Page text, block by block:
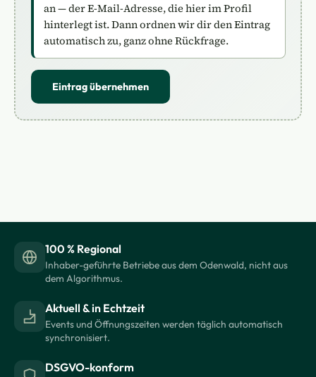
an — der E-Mail-Adresse, die hier im Profil
hinterlegt ist. Dann ordnen wir dir den Eintrag
automatisch zu, ganz ohne Rückfrage.
Eintrag übernehmen
100 % Regional
Inhaber-geführte Betriebe aus dem Odenwald, nicht aus
dem Algorithmus.
Aktuell & in Echtzeit
Events und Öffnungszeiten werden täglich automatisch
synchronisiert.
DSGVO-konform